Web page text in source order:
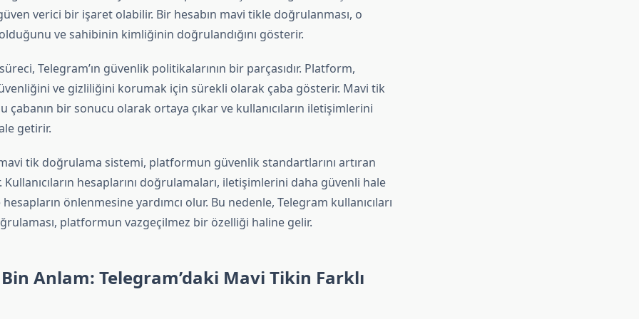
verici bir işaret olabilir. Bir hesabın mavi tikle doğrulanması, o
ve sahibinin kimliğinin doğrulandığını gösterir.
Telegram’ın güvenlik politikalarının bir parçasıdır. Platform,
ve gizliliğini korumak için sürekli olarak çaba gösterir. Mavi tik
çabanın bir sonucu olarak ortaya çıkar ve kullanıcıların iletişimlerini
getirir.
tik doğrulama sistemi, platformun güvenlik standartlarını artıran
hesaplarını doğrulamaları, iletişimlerini daha güvenli hale
önlenmesine yardımcı olur. Bu nedenle, Telegram kullanıcıları
platformun vazgeçilmez bir özelliği haline gelir.
Anlam: Telegram’daki Mavi Tikin Farklı